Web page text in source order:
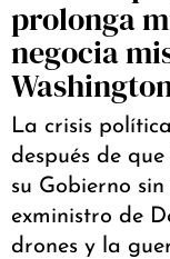
prolonga
negocia
La crisis
después de
su Gobierno
exministro de
drones y la